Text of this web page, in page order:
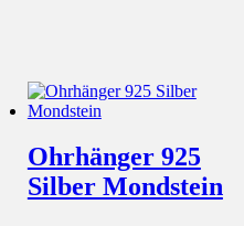
Ohrhänger 925
Silber Mondstein